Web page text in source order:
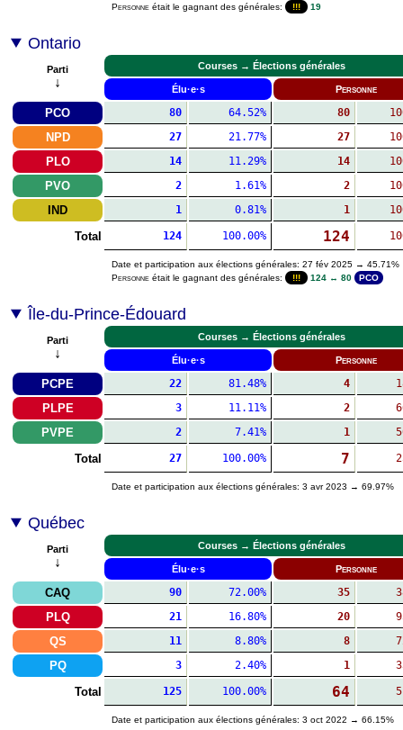
Personne était le gagnant des générales: !!! 19
Ontario
Parti
↓
Courses → Élections générales
Élu·e·s Personne
PCO 80 64.52% 80
NPD 27 21.77% 27
PLO 14 11.29% 14
PVO 2 1.61% 2
IND 1 0.81% 1
Total 124 100.00% 124
Date et participation aux élections générales: 27 fév 2025 → 45.71%
Personne était le gagnant des générales: !!! 124 ↔ 80 PCO
Île-du-Prince-Édouard
Parti
↓
Courses → Élections générales
Élu·e·s Personne
PCPE 22 81.48% 4
PLPE 3 11.11% 2
PVPE 2 7.41% 1
Total 27 100.00% 7
Date et participation aux élections générales: 3 avr 2023 → 69.97%
Québec
Parti
↓
Courses → Élections générales
Élu·e·s Personne
CAQ 90 72.00% 35
PLQ 21 16.80% 20
QS 11 8.80% 8
PQ 3 2.40% 1
Total 125 100.00% 64
Date et participation aux élections générales: 3 oct 2022 → 66.15%